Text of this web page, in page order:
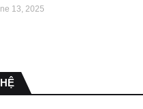
13, 2025